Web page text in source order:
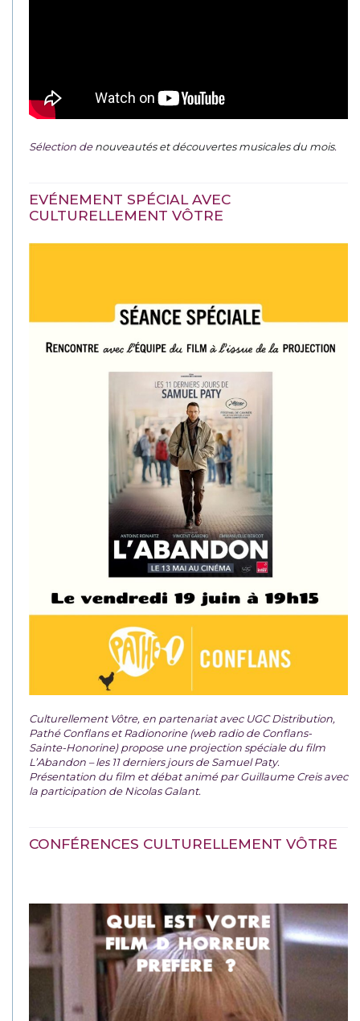
Sélection denouveautés et découvertes musicales du mois.
EVÉNEMENT SPÉCIAL AVEC
CULTURELLEMENT VÔTRE
Culturellement Vôtre, en partenariat avec UGC Distribution,
Pathé Conflans et Radionorine (web radio de Conflans-
Sainte-Honorine) propose une projection spéciale du film
L’Abandon – les 11 derniers jours de Samuel Paty.
Présentation du film et débat animé par Guillaume Creis avec
la participation de Nicolas Galant.
CONFÉRENCES CULTURELLEMENT VÔTRE